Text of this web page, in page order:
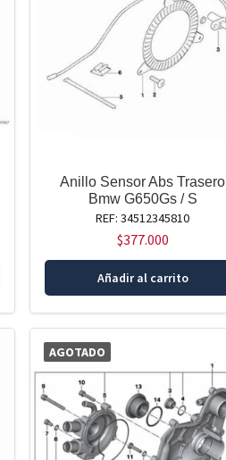
Anillo Sensor Abs Trasero
Bmw G650Gs / S
REF: 34512345810
$377.000
Añadir al carrito
AGOTADO